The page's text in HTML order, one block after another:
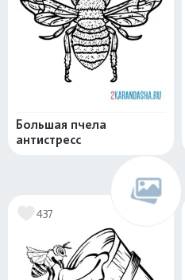
Большая пчела
антистресс
437